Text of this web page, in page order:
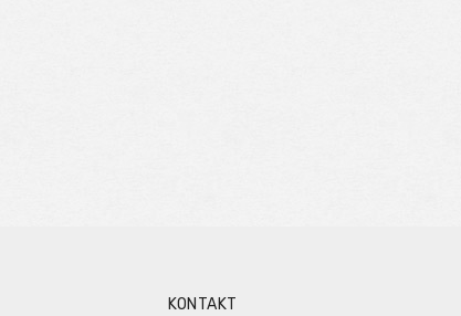
KONTAKT